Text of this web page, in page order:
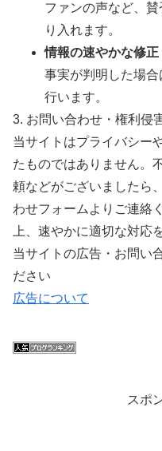
ファンの声など、
り入れます。
情報の速やかな修正
事実が判明した場
行います。
3. お問い合わせ・権利侵
当サイトはプライバシー
たものではありません。
頼などがございましたら
わせフォームよりご連絡
上、速やかに適切な対応
当サイトの広告・お問い
ださい
広告について
スポ